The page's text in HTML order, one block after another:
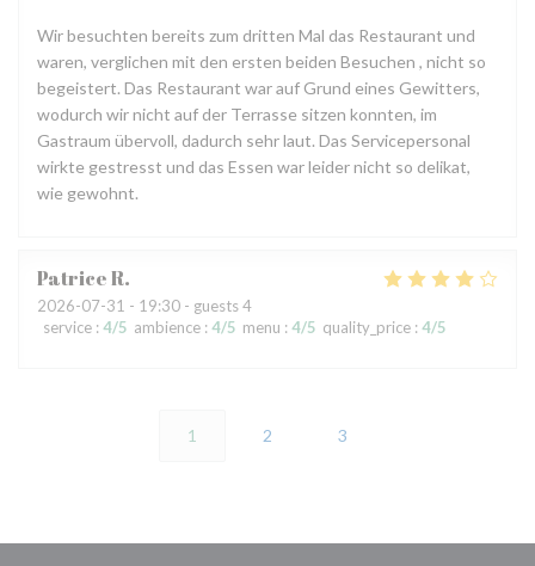
Wir besuchten bereits zum dritten Mal das Restaurant und
waren, verglichen mit den ersten beiden Besuchen , nicht so
begeistert. Das Restaurant war auf Grund eines Gewitters,
wodurch wir nicht auf der Terrasse sitzen konnten, im
Gastraum übervoll, dadurch sehr laut. Das Servicepersonal
wirkte gestresst und das Essen war leider nicht so delikat,
wie gewohnt.
PatriceR
2026-07-31 - 19:30 - guests 4
service : 4/5 ambience : 4/5 menu : 4/5 quality_price : 4/5
1 2 3